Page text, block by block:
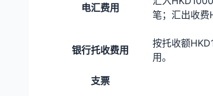
电汇费用
笔；汇出收费
银行托收费用
按托收额
用。
支票